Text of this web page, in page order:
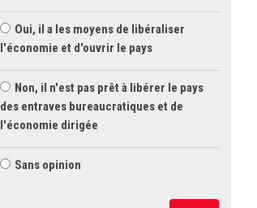
Oui, il a les moyens de libéraliser
l'économie et d'ouvrir le pays
Non, il n'est pas prêt à libérer le pays
des entraves bureaucratiques et de
l'économie dirigée
Sans opinion